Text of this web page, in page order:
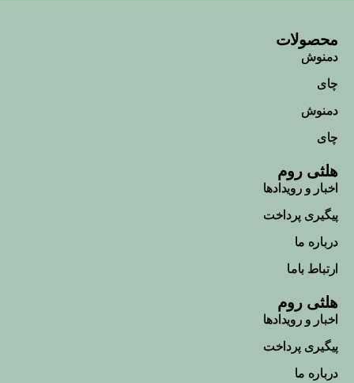
محصولات
دمنوش
چای
دمنوش
چای
هلثی روم
اخبار و رویداد‌ها
پیگیری پرداخت
درباره ما
ارتباط باما
هلثی روم
اخبار و رویداد‌ها
پیگیری پرداخت
درباره ما